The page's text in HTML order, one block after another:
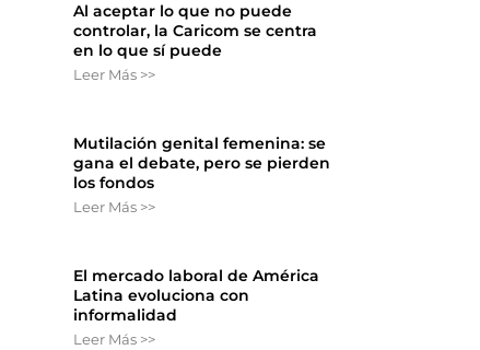
Al aceptar lo que no puede
controlar, la Caricom se centra
en lo que sí puede
Leer Más >>
Mutilación genital femenina: se
gana el debate, pero se pierden
los fondos
Leer Más >>
El mercado laboral de América
Latina evoluciona con
informalidad
Leer Más >>